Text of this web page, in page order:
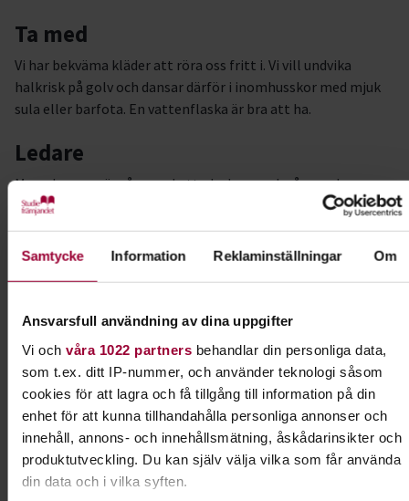
Samtycke Information Reklaminställningar Om
Ansvarsfull användning av dina uppgifter
Vi och våra 1022 partnersbehandlar din personliga data,
som t.ex. ditt IP-nummer, och använder teknologi såsom
cookies för att lagra och få tillgång till information på din
enhet för att kunna tillhandahålla personliga annonser och
innehåll, annons- och innehållsmätning, åskådarinsikter och
produktutveckling. Du kan själv välja vilka som får använda
din data och i vilka syften.
Ta med
Vi har bekväma kläder att röra oss fritt i. Vi vill undvika
halkrisk på golv och dansar därför i inomhusskor med mjuk
sula eller barfota. En vattenflaska är bra att ha.
Ledare
Mona Larsson är vår uppskattade dans- och sångpedagog
som har varit aktiv med sina kurser på Studiefrämjandet i
många år. Hon har stor erfarenhet från sina olika grupper
och använder mycket lek och skratt i arbetet tillsammans
Kursledare
Mona Larsson
Kontakt